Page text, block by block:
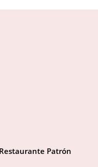
Patrón